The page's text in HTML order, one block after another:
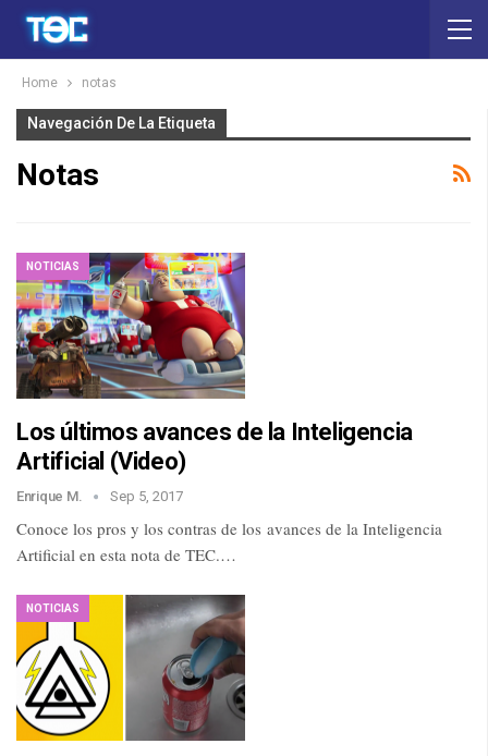
Home notas
Navegación De La Etiqueta
Notas
NOTICIAS
Los últimos avances de la Inteligencia
Artificial (Video)
Enrique M. Sep 5, 2017
Conoce los pros y los contras de los avances de la Inteligencia
Artificial en esta nota de TEC.…
NOTICIAS